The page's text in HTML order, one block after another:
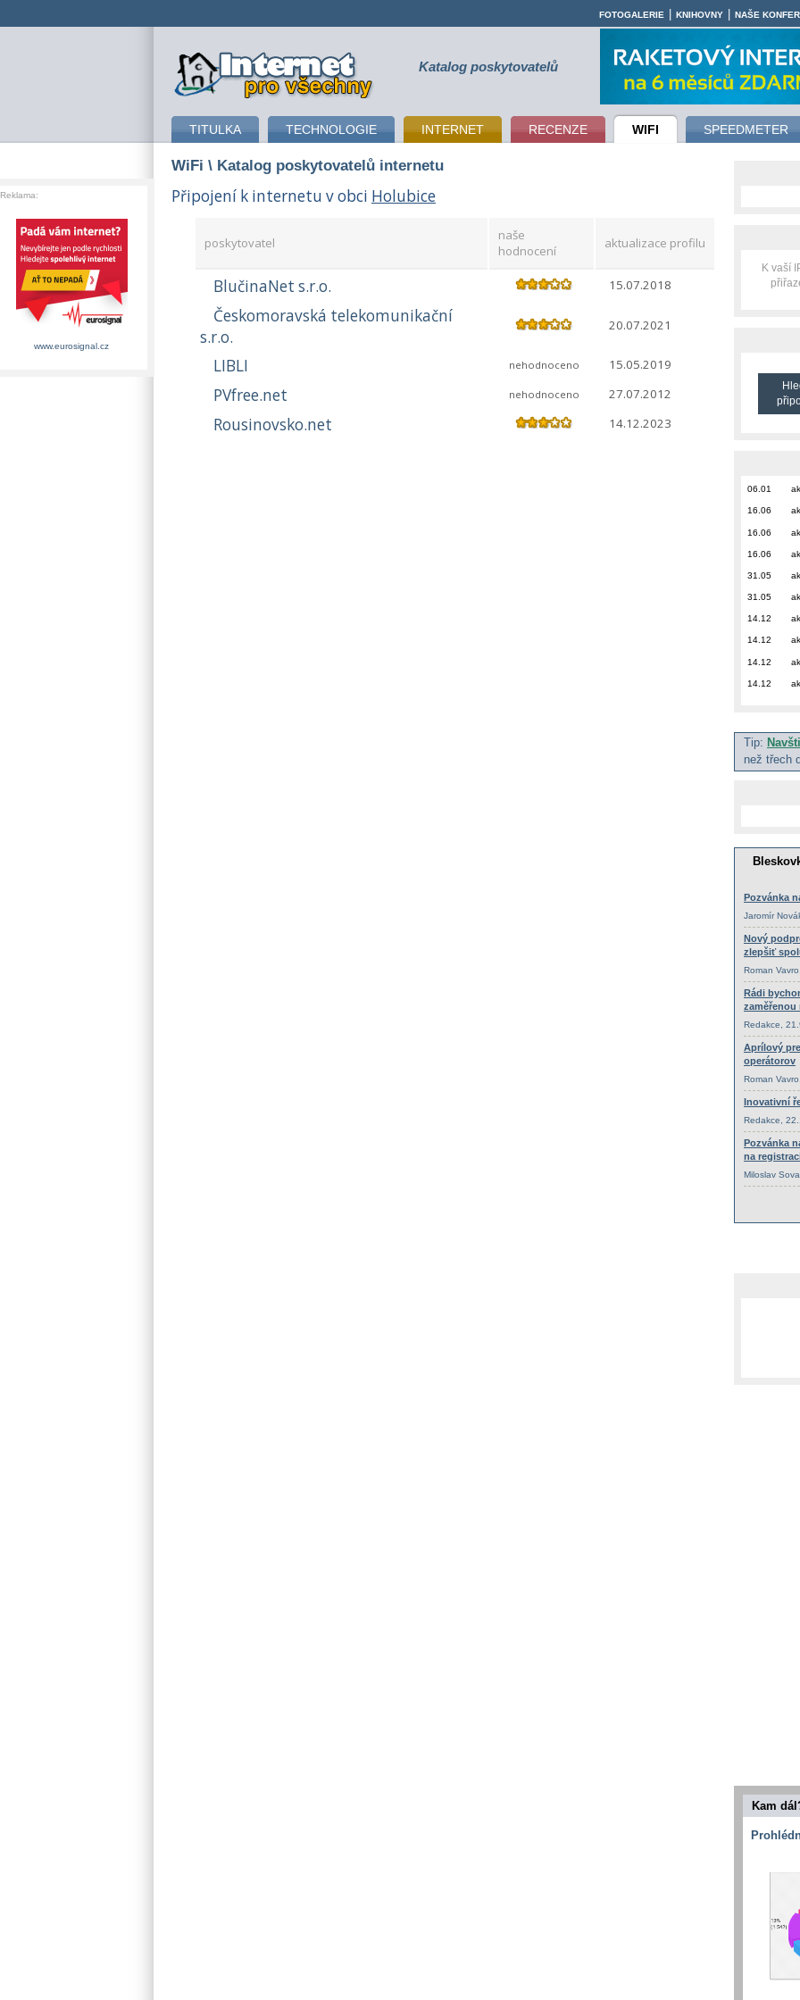
připojení k internetu Katalog poskytovatelů
TITULKA TECHNOLOGIE INTERNET RECENZE WIFI SPEEDMETER
FOTOGALERIE KNIHOVNY NAŠE
WiFi \ Katalog poskytovatelů internetu
Připojení k internetu v obci Holubice
poskytovatel
naše
hodnocení
aktualizace profilu
BlučinaNet s.r.o. 15.07.2018
Českomoravská telekomunikační
s.r.o.
20.07.2021
LIBLI nehodnoceno 15.05.2019
PVfree.net nehodnoceno 27.07.2012
Rousinovsko.net 14.12.2023
K vaší
06.01
16.06
16.06
16.06
31.05
31.05
14.12
14.12
14.12
14.12
Tip:
než třech
Kam
Reklama:
www.eurosignal.cz